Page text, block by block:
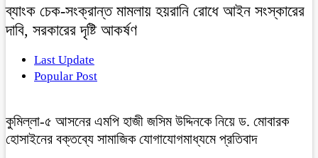
ব্যাংক চেক-সংক্রান্ত মামলায় হয়রানি রোধে আইন সংস্কারের
দাবি, সরকারের দৃষ্টি আকর্ষণ
Last Update
Popular Post
কুমিল্লা-৫ আসনের এমপি হাজী জসিম উদ্দিনকে নিয়ে ড. মোবারক
হোসাইনের বক্তব্যে সামাজিক যোগাযোগমাধ্যমে প্রতিবাদ